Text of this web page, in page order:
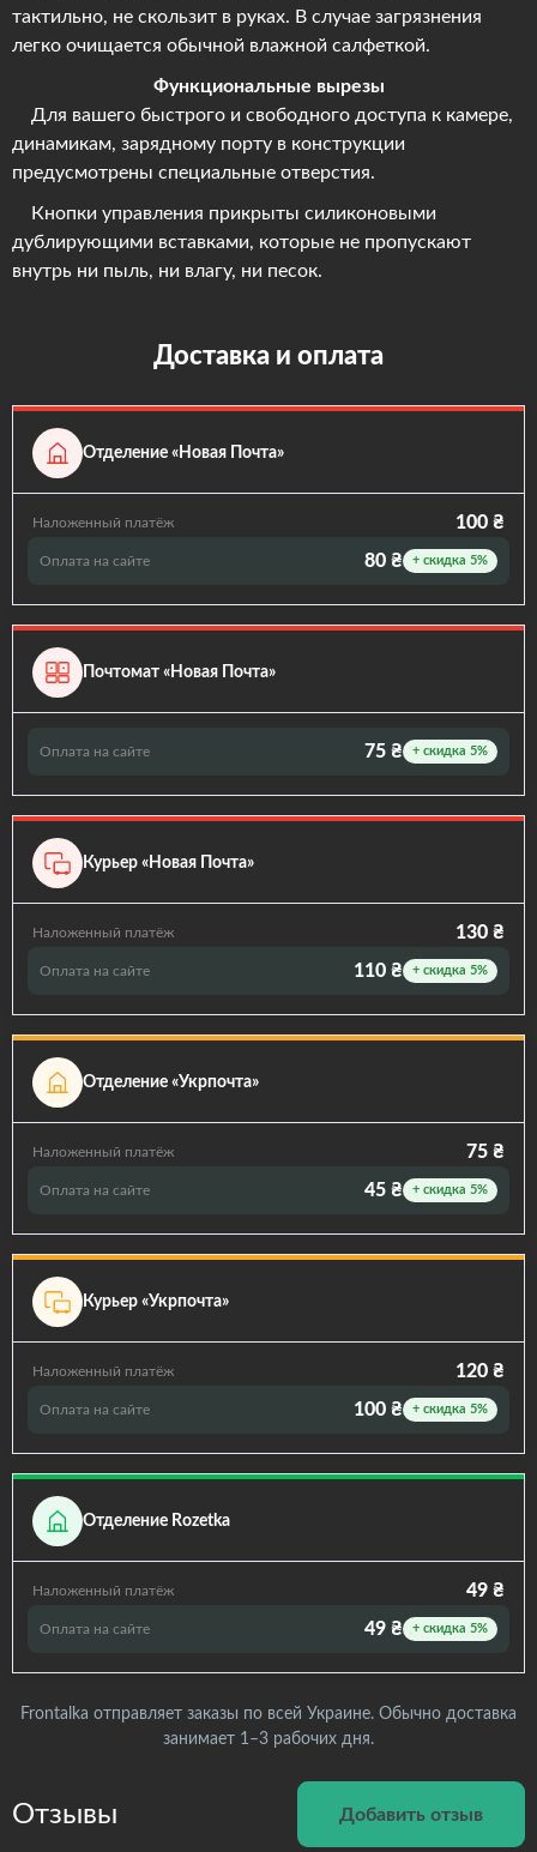
тактильно, не скользит в руках. В случае загрязнения
легко очищается обычной влажной салфеткой.
Функциональные вырезы
Для вашего быстрого и свободного доступа к камере,
динамикам, зарядному порту в конструкции
предусмотрены специальные отверстия.
Кнопки управления прикрыты силиконовыми
дублирующими вставками, которые не пропускают
внутрь ни пыль, ни влагу, ни песок.
Доставка и оплата
Отделение «Новая Почта»
Наложенный платёж 100 ₴
Оплата на сайте 80 ₴ + скидка 5%
Почтомат «Новая Почта»
Оплата на сайте 75 ₴ + скидка 5%
Курьер «Новая Почта»
Наложенный платёж 130 ₴
Оплата на сайте 110 ₴ + скидка 5%
Отделение «Укрпочта»
Наложенный платёж 75 ₴
Оплата на сайте 45 ₴ + скидка 5%
Курьер «Укрпочта»
Наложенный платёж 120 ₴
Оплата на сайте 100 ₴ + скидка 5%
Отделение Rozetka
Наложенный платёж 49 ₴
Оплата на сайте 49 ₴ + скидка 5%
Frontalka отправляет заказы по всей Украине. Обычно доставка
занимает 1–3 рабочих дня.
Отзывы Добавить отзыв